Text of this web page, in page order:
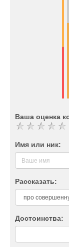
Ваша оценка
Имя или ник:
Рассказать:
Достоинства: